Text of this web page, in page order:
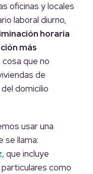
oficinas y locales
laboral diurno,
horaria
más
que no
de
domicilio
usar una
se llama:
, que incluye
como